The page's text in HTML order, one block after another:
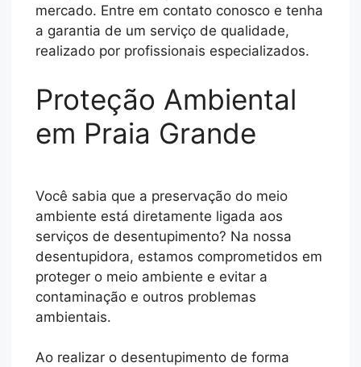
mercado. Entre em contato conosco e tenha
a garantia de um serviço de qualidade,
realizado por profissionais especializados.
Proteção Ambiental
em Praia Grande
Você sabia que a preservação do meio
ambiente está diretamente ligada aos
serviços de desentupimento? Na nossa
desentupidora, estamos comprometidos em
proteger o meio ambiente e evitar a
contaminação e outros problemas
ambientais.
Ao realizar o desentupimento de forma